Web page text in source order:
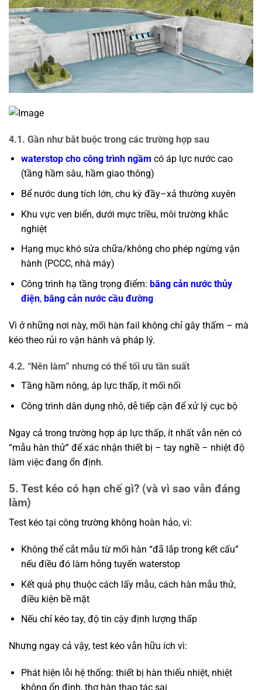
4.1. Gần như bắt buộc trong các trường hợp sau
waterstop cho công trình ngầm có áp lực nước cao
(tầng hầm sâu, hầm giao thông)
Bể nước dung tích lớn, chu kỳ đầy–xả thường xuyên
Khu vực ven biển, dưới mực triều, môi trường khắc
nghiệt
Hạng mục khó sửa chữa/không cho phép ngừng vận
hành (PCCC, nhà máy)
Công trình hạ tầng trọng điểm: băng cản nước thủy
điện, băng cản nước cầu đường
Vì ở những nơi này, mối hàn fail không chỉ gây thấm – mà
kéo theo rủi ro vận hành và pháp lý.
4.2. “Nên làm” nhưng có thể tối ưu tần suất
Tầng hầm nông, áp lực thấp, ít mối nối
Công trình dân dụng nhỏ, dễ tiếp cận để xử lý cục bộ
Ngay cả trong trường hợp áp lực thấp, ít nhất vẫn nên có
“mẫu hàn thử” để xác nhận thiết bị – tay nghề – nhiệt độ
làm việc đang ổn định.
5. Test kéo có hạn chế gì? (và vì sao vẫn đáng
làm)
Test kéo tại công trường không hoàn hảo, vì:
Không thể cắt mẫu từ mối hàn “đã lắp trong kết cấu”
nếu điều đó làm hỏng tuyến waterstop
Kết quả phụ thuộc cách lấy mẫu, cách hàn mẫu thử,
điều kiện bề mặt
Nếu chỉ kéo tay, độ tin cậy định lượng thấp
Nhưng ngay cả vậy, test kéo vẫn hữu ích vì:
Phát hiện lỗi hệ thống: thiết bị hàn thiếu nhiệt, nhiệt
không ổn định, thợ hàn thao tác sai